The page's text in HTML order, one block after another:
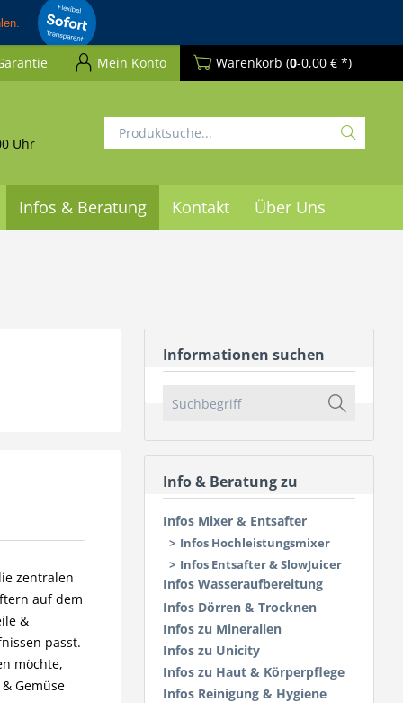
Mein Konto Warenkorb (0-0,00 € *)
Uhr
Infos & Beratung Kontakt Über Uns
Informationen suchen
Info & Beratung zu
Infos Mixer & Entsafter
Infos Hochleistungsmixer
Infos Entsafter & SlowJuicer
Infos Wasseraufbereitung
Infos Dörren & Trocknen
Infos zu Mineralien
Infos zu Unicity
Infos zu Haut & Körperpflege
Infos Reinigung & Hygiene
zentralen
auf dem
&
passt.
möchte,
Gemüse